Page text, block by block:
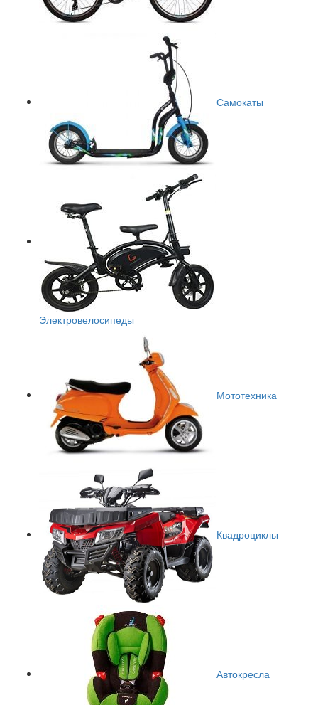
Самокаты
Электровелосипеды
Мототехника
Квадроциклы
Автокресла